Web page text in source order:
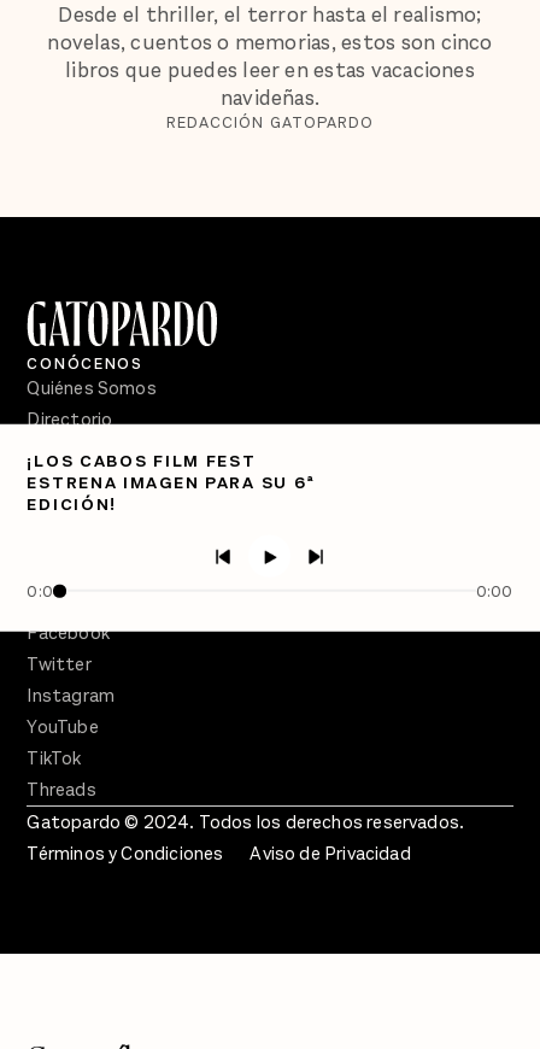
Desde el thriller, el terror hasta el realismo;
novelas, cuentos o memorias, estos son cinco
libros que puedes leer en estas vacaciones
navideñas.
REDACCIÓN GATOPARDO
¡LOS CABOS FILM FEST
ESTRENA IMAGEN PARA SU 6ª
EDICIÓN!
0:00 0:00
CONÓCENOS
Quiénes Somos
Directorio
PÓDCASTS
Semanario Gatopardo
Facebook
Twitter
Instagram
YouTube
TikTok
Threads
Gatopardo © 2024. Todos los derechos reservados.
Términos y Condiciones
Aviso de Privacidad